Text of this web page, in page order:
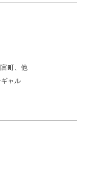
町、他
ャル